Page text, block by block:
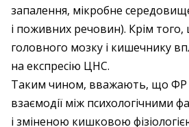
запалення, мік­робне
і поживних речовин). Крім того,
головного мозку і кишечнику
на експресію ЦНС.
Таким чином, вважають, що
взаємодії між психологічними
і зміненою кишковою